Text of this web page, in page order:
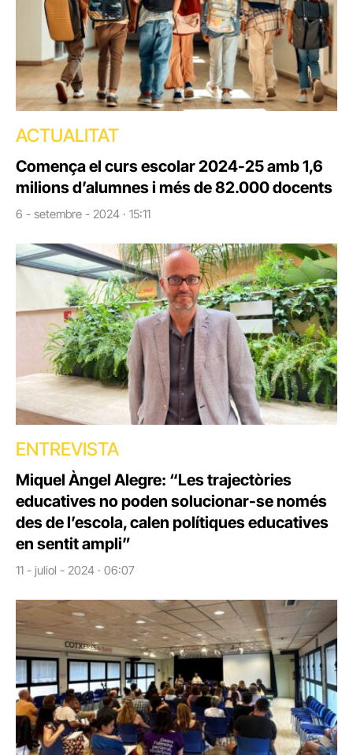
ACTUALITAT
Comença el curs escolar 2024-25 amb 1,6
milions d’alumnes i més de 82.000 docents
6 - setembre - 2024 · 15:11
ENTREVISTA
Miquel Àngel Alegre: “Les trajectòries
educatives no poden solucionar-se només
des de l’escola, calen polítiques educatives
en sentit ampli”
11 - juliol - 2024 · 06:07